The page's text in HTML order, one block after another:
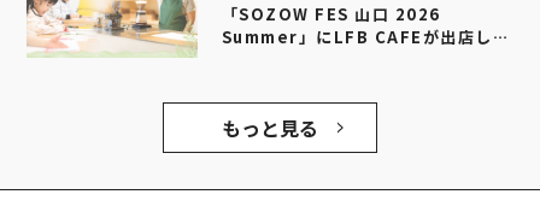
「SOZOW FES 山口 2026
Summer」にLFB CAFEが出店しま
もっと見る